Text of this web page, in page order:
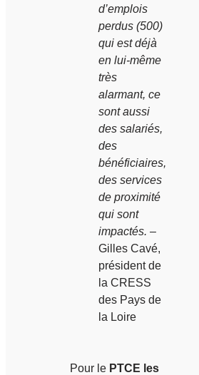
d’emplois
perdus (500)
qui est déjà
en lui-même
très
alarmant, ce
sont aussi
des salariés,
des
bénéficiaires,
des services
de proximité
qui sont
impactés. –
Gilles Cavé,
président de
la CRESS
des Pays de
la Loire
Pour le PTCE les